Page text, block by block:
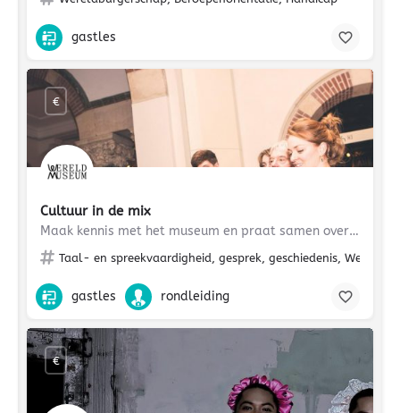
gastles
Cultuur in de mix
Maak kennis met het museum en praat samen over cultuur.
Taal- en spreekvaardigheid, gesprek, geschiedenis,
€
gastles rondleiding
€